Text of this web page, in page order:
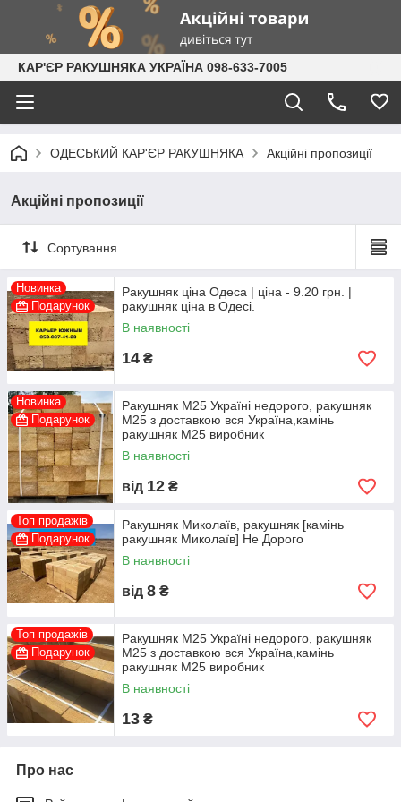
КАР'ЄР РАКУШНЯКА УКРАЇНА 098-633-7005
ОДЕСЬКИЙ КАР'ЄР РАКУШНЯКА Акційні пропозиції
Акційні пропозиції
Сортування
Новинка
Подарунок
Ракушняк ціна Одеса | ціна - 9.20 грн. |
ракушняк ціна в Одесі.
В наявності
14 ₴
Новинка
Подарунок
Ракушняк М25 Україні недорого, ракушняк
М25 з доставкою вся Україна,камінь
ракушняк М25 виробник
В наявності
від 12 ₴
Топ продажів
Подарунок
Ракушняк Миколаїв, ракушняк [камінь
ракушняк Миколаїв] Не Дорого
В наявності
від 8 ₴
Топ продажів
Подарунок
Ракушняк М25 Україні недорого, ракушняк
М25 з доставкою вся Україна,камінь
ракушняк М25 виробник
В наявності
13 ₴
Про нас